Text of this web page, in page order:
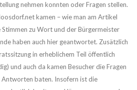
nehmen konnten oder Fragen stellen.
kamen – wie man am Artikel
Stimmen zu Wort und der Bürgermeister
haben auch hier geantwortet. Zusätzlich
in erheblichem Teil öffentlich
und auch da kamen Besucher die Fragen
Antworten baten. Insofern ist die